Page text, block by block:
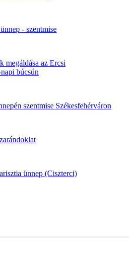
- szentmise
megáldása az Ercsi
búcsún
szentmise Székesfehérváron
ünnep (Ciszterci)